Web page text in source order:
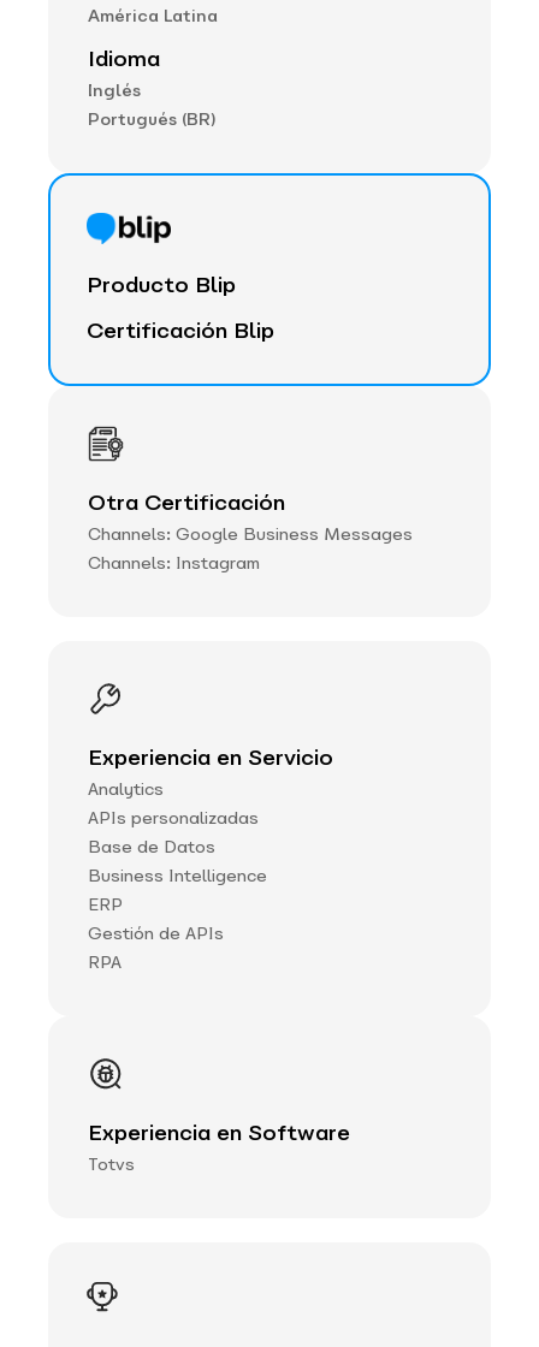
América Latina
Idioma
Inglés
Portugués (BR)
Producto Blip
Certificación Blip
Otra Certificación
Channels: Google Business Messages
Channels: Instagram
Experiencia en Servicio
Analytics
APIs personalizadas
Base de Datos
Business Intelligence
ERP
Gestión de APIs
RPA
Experiencia en Software
Totvs